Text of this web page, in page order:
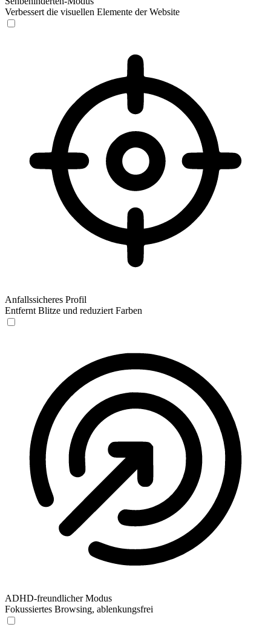
Verbessert die visuellen Elemente der Website
Anfallssicheres Profil
Entfernt Blitze und reduziert Farben
ADHD-freundlicher Modus
Fokussiertes Browsing, ablenkungsfrei